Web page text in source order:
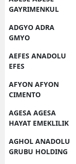
GAYRIMENKUL
ADGYO ADRA
GMYO
AEFES ANADOLU
EFES
AFYON AFYON
CIMENTO
AGESA AGESA
HAYAT EMEKLILIK
AGHOL ANADOLU
GRUBU HOLDING